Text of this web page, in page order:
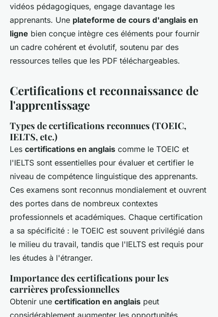
vidéos pédagogiques, engage davantage les
apprenants. Une plateforme de cours d'anglais en
ligne bien conçue intègre ces éléments pour fournir
un cadre cohérent et évolutif, soutenu par des
ressources telles que les PDF téléchargeables.
Certifications et reconnaissance de
l'apprentissage
Types de certifications reconnues (TOEIC,
IELTS, etc.)
Les certifications en anglais comme le TOEIC et
l'IELTS sont essentielles pour évaluer et certifier le
niveau de compétence linguistique des apprenants.
Ces examens sont reconnus mondialement et ouvrent
des portes dans de nombreux contextes
professionnels et académiques. Chaque certification
a sa spécificité : le TOEIC est souvent privilégié dans
le milieu du travail, tandis que l'IELTS est requis pour
les études à l'étranger.
Importance des certifications pour les
carrières professionnelles
Obtenir une certification en anglais peut